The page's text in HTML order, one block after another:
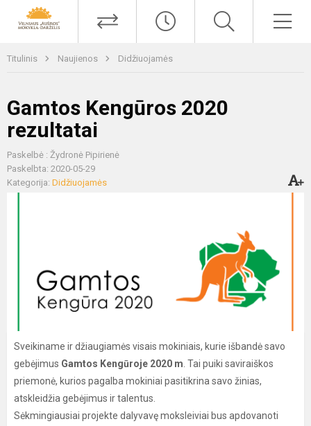
Titulinis Naujienos Didžiuojamės
Gamtos Kengūros 2020
rezultatai
Paskelbė : Žydronė Pipirienė
Paskelbta: 2020-05-29
Kategorija: Didžiuojamės
Sveikiname ir džiaugiamės visais mokiniais, kurie išbandė savo
gebėjimus Gamtos Kengūroje 2020 m . Tai puiki saviraiškos
priemonė, kurios pagalba mokiniai pasitikrina savo žinias,
atskleidžia gebėjimus ir talentus.
Sėkmingiausiai projekte dalyvavę moksleiviai bus apdovanoti